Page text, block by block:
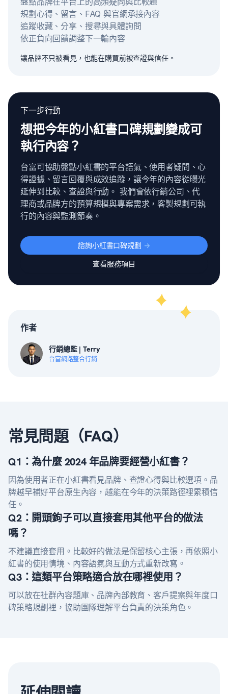
規劃心得、留言、FAQ 與官網承接內容
追蹤收藏、分享、搜尋與具體詢問
依正負向回饋調整下一輪內容
讓品牌不只被看見，也能在購買前被查證與信任。
下一步行動
想把今年的小紅書口碑規劃變成可
執行內容？
台富可協助盤點小紅書的平台語氣、使用者疑問、心
得證據、留言回覆與成效追蹤，讓今年的內容從曝光
延伸到比較、查證與行動。 我們會依行銷公司、代
理商或品牌方的預算規模與專案需求，客製規劃可執
行的內容與監測節奏。
諮詢小紅書口碑規劃 ->
查看服務項目
作者
行銷總監 | Terry
台富網路整合行銷
常見問題（FAQ）
Q1：為什麼 2024 年品牌要經營小紅書？
因為使用者正在小紅書看見品牌、查證心得與比較選項。品
牌越早補好平台原生內容，越能在今年的決策路徑裡累積信
任。
Q2：開頭鉤子可以直接套用其他平台的做法
嗎？
不建議直接套用。比較好的做法是保留核心主張，再依照小
紅書的使用情境、內容語氣與互動方式重新改寫。
Q3：這類平台策略適合放在哪裡使用？
可以放在社群內容題庫、品牌內部教育、客戶提案與年度口
碑策略規劃裡，協助團隊理解平台負責的決策角色。